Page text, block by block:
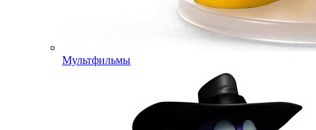
Мультфильмы